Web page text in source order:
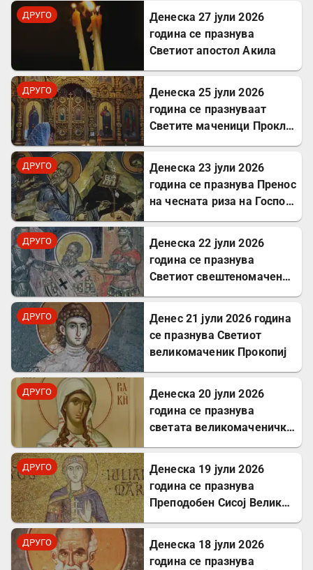
ДРУГО
Денеска 27 јули 2026
година се празнува
Светиот апостол Акила
ДРУГО
Денеска 25 јули 2026
година се празнуваат
Светите маченици Прокл и
ДРУГО
Денеска 23 јули 2026
година се празнува Пренос
на чесната риза на Господ
ДРУГО
Денеска 22 јули 2026
година се празнува
Светиот свештеномаченик
ДРУГО
Денес 21 јули 2026 година
се празнува Светиот
великомаченик Прокопиј
ДРУГО
Денеска 20 јули 2026
година се празнува
светата великомаченичка
ДРУГО
Денеска 19 јули 2026
година се празнува
Преподобен Сисој Велики:
воскреснуваше мртви
ДРУГО
Денеска 18 јули 2026
година се празнува